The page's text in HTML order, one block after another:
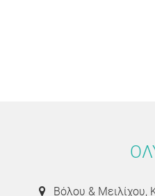
Βόλου & Μειλίχου,